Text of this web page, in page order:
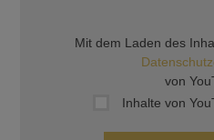
Mit dem Laden des
von
Inhalte von